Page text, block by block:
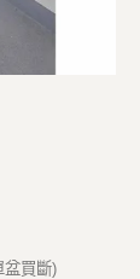
盆買斷)